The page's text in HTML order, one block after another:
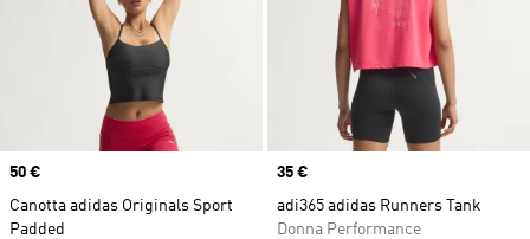
Price
50 €
Canotta adidas Originals Sport
Padded
Price
35 €
adi365 adidas Runners Tank
Donna Performance